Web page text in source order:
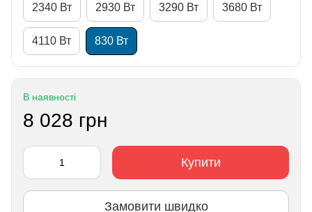
2340 Вт 2930 Вт 3290 Вт 3680 Вт
4110 Вт 830 Вт
В наявності
8 028 грн
Купити
Замовити швидко